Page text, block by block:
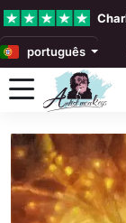
português